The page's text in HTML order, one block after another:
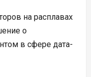
на расплавах
о
в сфере дата-